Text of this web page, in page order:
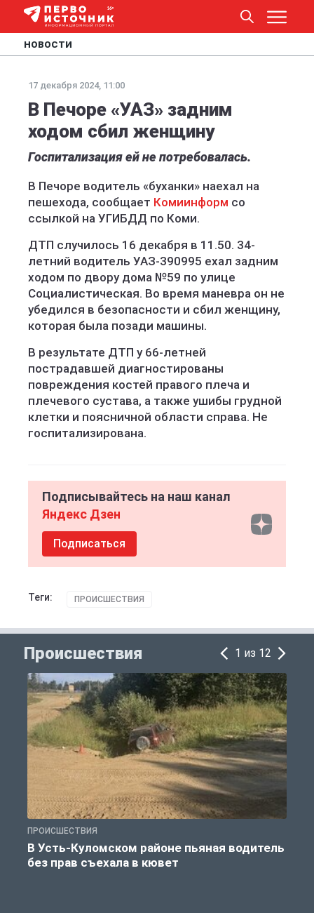
НОВОСТИ
17 декабря 2024, 11:00
В Печоре «УАЗ» задним
ходом сбил женщину
Госпитализация ей не потребовалась.
В Печоре водитель «буханки» наехал на
пешехода, сообщает Комиинформ со
ссылкой на УГИБДД по Коми.
ДТП случилось 16 декабря в 11.50. 34-
летний водитель УАЗ-390995 ехал задним
ходом по двору дома №59 по улице
Социалистическая. Во время маневра он не
убедился в безопасности и сбил женщину,
которая была позади машины.
В результате ДТП у 66-летней
пострадавшей диагностированы
повреждения костей правого плеча и
плечевого сустава, а также ушибы грудной
клетки и поясничной области справа. Не
госпитализирована.
Подписывайтесь на наш канал
Яндекс Дзен
Подписаться
Теги: ПРОИСШЕСТВИЯ
Происшествия 1 из 12
ПРОИСШЕСТВИЯ
В Усть-Куломском районе пьяная водитель
без прав съехала в кювет